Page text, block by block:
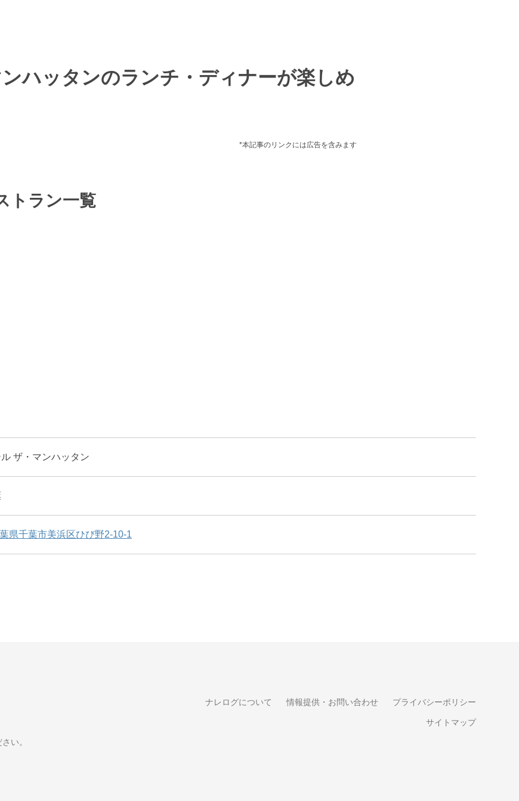
ハッタンのランチ・ディナーが楽しめ
*本記事のリンクには広告を含みます
トラン一覧
ザ・マンハッタン
県千葉市美浜区ひび野2-10-1
い。
ナレログについて 情報提供・お問い合わせ プライバシーポリシー
サイトマップ